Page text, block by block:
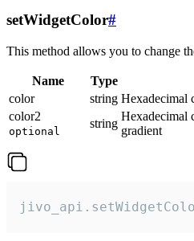
setWidgetColor#
This method allows you to change
Name Type
color
string Hexadecimal
color2
optional
string
Hexadecimal
gradient